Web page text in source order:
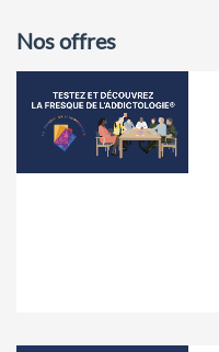
Nos offres